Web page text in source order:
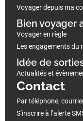
Voyager depuis ma
Bien voyager
Voyager en règle
Les engagements du
Idée de
Actualités et
Contact
Par téléphone,
S’inscrire à l’alerte